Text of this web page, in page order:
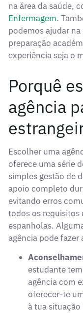
na área da saúde,
Enfermagem.
podemos ajudar
preparação
experiência seja o
Porquê
agência
Escolher uma
oferece uma série
simples gestão de
apoio completo
evitando erros
todos os requisitos
espanholas.
agência pode
estudante
agência com
oferecer-te
à tua situação